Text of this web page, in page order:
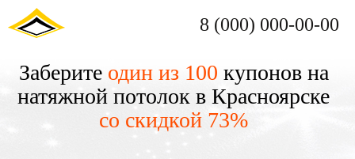
8 (000) 000-00-00
Заберите один из 100 купонов на
натяжной потолок в Красноярске
со скидкой 73%